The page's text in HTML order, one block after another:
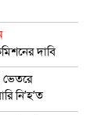
দাবি
ভেতরে
নি’হ’ত